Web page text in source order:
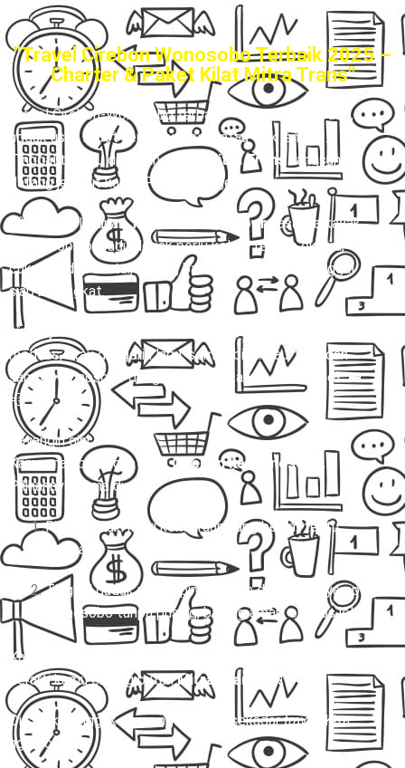
"Travel Cirebon Wonosobo Terbaik 2025 –
Charter & Paket Kilat Mitra Trans"
Travel Cirebon-Wonosobo terbaik– 🚪✨ Bayangin deh,
nggak usah repot-repot cari pool atau titik jemput.
Tinggal tunggu di rumah, driver
Mitra Trans langsung
datang jemput kamu. Praktis banget kan?
🙌 Dengan layananTravel Door to Door, rasanya kayak
punya sopir pribadi. Nggak perlu keluar tenaga ekstra,
cukup duduk santai, barang bawaan aman, kamu tinggal
siap berangkat.
🎶 Perjalanan pun jadi lebih asik! Mau rebahan, scroll
medsos, atau dengerin lagu, semua bisa. Tau-tau udah
sampai Wonosobo dengan nyaman tanpa drama ribet. 🚐
💨
Bayangin gini:
Kamu mau berangkat dariCirebon ke Wonosobo.
Pilihannya cuma dua:
Ribet sendiri nyari kendaraan yang belum tentu
nyaman.
Tinggal duduk manis, pintu rumah dijemput, nyampe
Wonosobo tanpa pusing, barang aman, ongkos jelas.
Kalau pilihan kedua ini lebih cocok di hati kamu, selamat…
berarti kamu emang butuhMitra Trans ! 🚐✨
Di sini, kita nggak cuma ngomongin sekadartravel
. Kita
ngomongin: